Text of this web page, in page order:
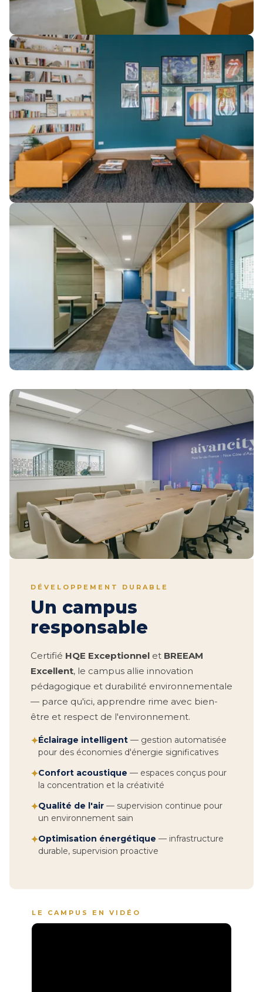
Image
Image
Image
DÉVELOPPEMENT DURABLE
Un campus
responsable
Certifié HQE Exceptionnel et BREEAM
Excellent, le campus allie innovation
pédagogique et durabilité environnementale
— parce qu'ici, apprendre rime avec bien-
être et respect de l'environnement.
✦Éclairage intelligent — gestion automatisée
pour des économies d'énergie significatives
✦Confort acoustique — espaces conçus pour
la concentration et la créativité
✦Qualité de l'air — supervision continue pour
un environnement sain
✦Optimisation énergétique — infrastructure
durable, supervision proactive
LE CAMPUS EN VIDÉO